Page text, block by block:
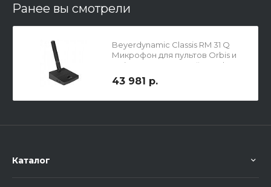
Ранее вы смотрели
Beyerdynamic Classis RM 31 Q
Микрофон для пультов Orbis и
Quinta с технологией Revoluto
43 981 р.
Каталог